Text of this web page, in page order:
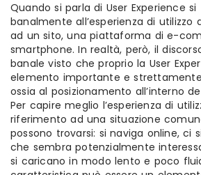
Quando si parla di User Experience
banalmente all’esperienza di utilizzo
ad un sito, una piattaforma di e-
smartphone. In realtà, però, il
banale visto che proprio la User
elemento importante e strettamente
ossia al posizionamento all’interno
Per capire meglio l’esperienza di
riferimento ad una situazione
possono trovarsi: si naviga online, ci
che sembra potenzialmente
si caricano in modo lento e poco